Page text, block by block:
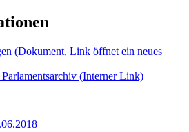
(Dokument, Link öffnet ein neues
(Interner Link)